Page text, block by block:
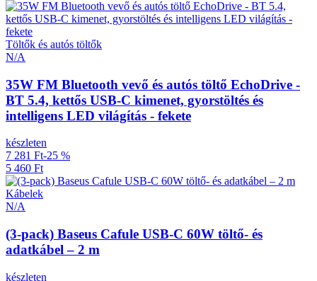
Töltők és autós töltők
N/A
35W FM Bluetooth vevő és autós töltő EchoDrive -
BT 5.4, kettős USB-C kimenet, gyorstöltés és
intelligens LED világítás - fekete
készleten
7 281 Ft-25 %
5 460 Ft
Kábelek
N/A
(3-pack) Baseus Cafule USB-C 60W töltő- és
adatkábel – 2 m
készleten